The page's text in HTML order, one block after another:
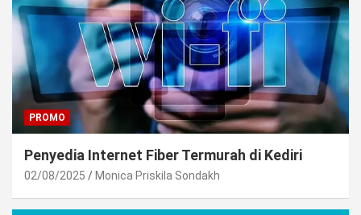
PROMO
Penyedia Internet Fiber Termurah di Kediri
02/08/2025 Monica Priskila Sondakh